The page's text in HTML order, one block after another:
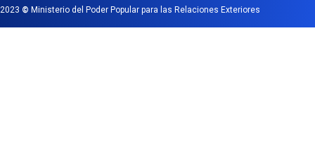
2023 © Ministerio del Poder Popular para las Relaciones Exteriores